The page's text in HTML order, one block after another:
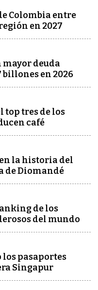
Colombia entre
en 2027
mayor deuda
billones en 2026
top tres de los
café
la historia del
de Diomandé
de los
del mundo
pasaportes
Singapur